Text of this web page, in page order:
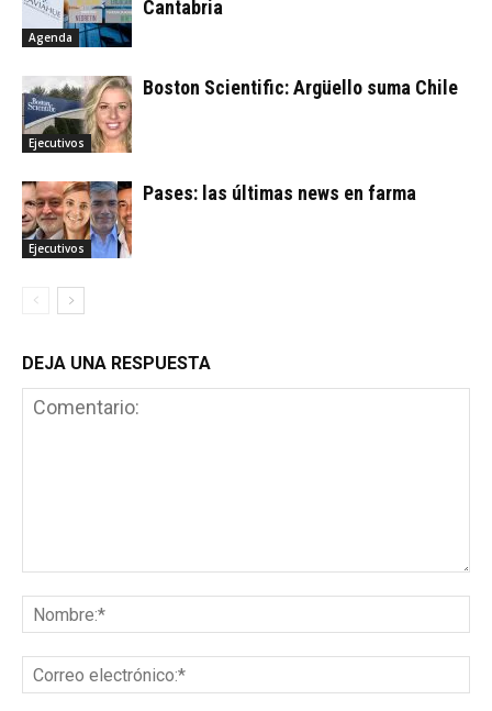
Agenda
Cantabria
Ejecutivos
Boston Scientific: Argüello suma Chile
Ejecutivos
Pases: las últimas news en farma
DEJA UNA RESPUESTA